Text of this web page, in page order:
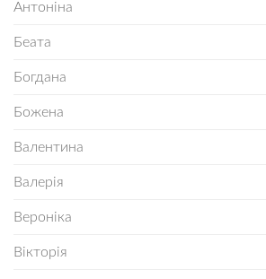
Антоніна
Беата
Богдана
Божена
Валентина
Валерія
Вероніка
Вікторія